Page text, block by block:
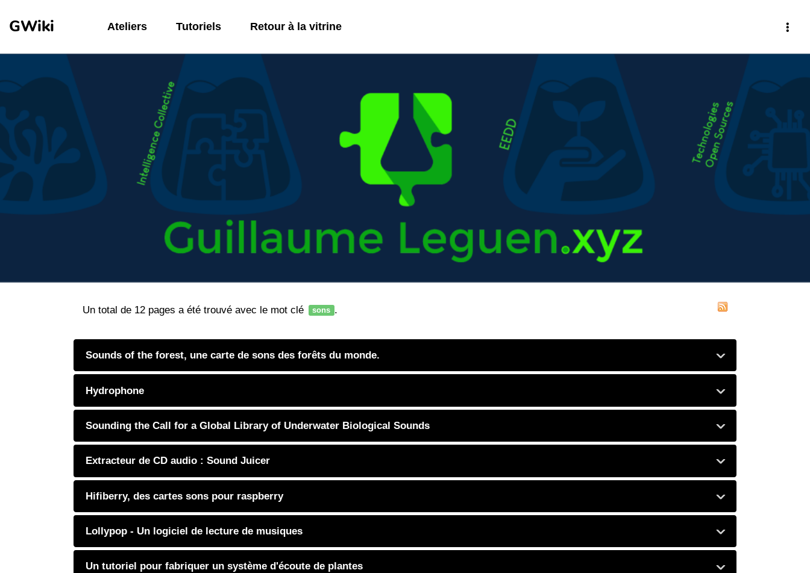
GWiki Ateliers Tutoriels Retour à la vitrine
Un total de 12 pages a été trouvé avec le mot clé sons .
Sounds of the forest, une carte de sons des forêts du monde.
Hydrophone
Sounding the Call for a Global Library of Underwater Biological Sounds
Extracteur de CD audio : Sound Juicer
Hifiberry, des cartes sons pour raspberry
Lollypop - Un logiciel de lecture de musiques
Un tutoriel pour fabriquer un système d'écoute de plantes